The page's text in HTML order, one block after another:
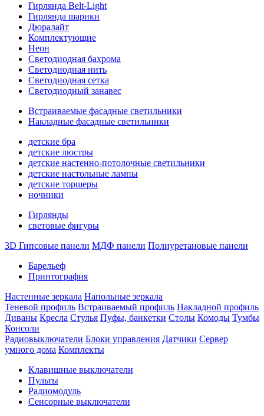
Гирлянда Belt-Light
Гирлянда шарики
Дюралайт
Комплектующие
Неон
Светодиодная бахрома
Светодиодная нить
Светодиодная сетка
Светодиодный занавес
Встраиваемые фасадные светильники
Накладные фасадные светильники
детские бра
детские люстры
детские настенно-потолочные светильники
детские настольные лампы
детские торшеры
ночники
Гирлянды
световые фигуры
3D Гипсовые панели МДФ панели Полиуретановые панели
Барельеф
Принтография
Настенные зеркала Напольные зеркала
Теневой профиль Встраиваемый профиль Накладной профиль
Диваны Кресла Стулья Пуфы, банкетки Столы Комоды Тумбы
Консоли
Радиовыключатели Блоки управления Датчики Сервер
умного дома Комплекты
Клавишные выключатели
Пульты
Радиомодуль
Сенсорные выключатели